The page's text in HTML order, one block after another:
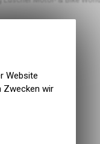
Website
Zwecken wir